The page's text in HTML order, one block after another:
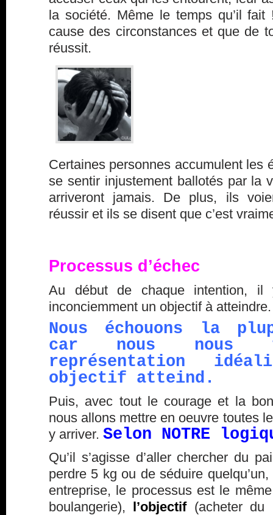
la société. Même le temps qu’il
cause des circonstances et que de
réussit.
Certaines personnes accumulent les
se sentir injustement ballotés par la
arriveront jamais. De plus, ils
réussir et ils se disent que c’est
Processus d’échec
Au début de chaque intention, il
inconciemment un objectif à atteindre.
Nous échouons la
car nous nous
représentation
objectif atteind.
Puis, avec tout le courage et la
nous allons mettre en oeuvre toutes
y arriver. Selon NOTRE
Qu’il s’agisse d’aller chercher du
perdre 5 kg ou de séduire
entreprise, le processus est le
boulangerie), l’objectif(acheter du